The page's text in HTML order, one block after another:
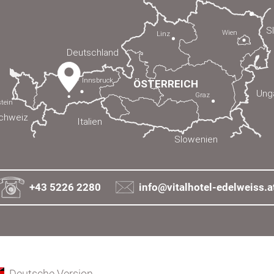
+43 5226 2280 info@vitalhotel-